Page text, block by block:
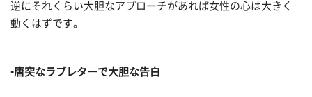
逆にそれくらい大胆なアプローチがあれば女性の心は大きく
動くはずです。
▪️唐突なラブレターで大胆な告白